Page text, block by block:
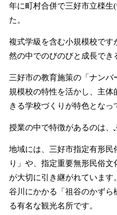
年に町村合併で三好市立檪生
た。
複式学級を含む小規模校です
然の中でのびのびと成長でき
三好市の教育施策の「ナン
規模校の特性を活かし、主
きる学校づくりが特色となっ
授業の中で特徴があるのは、
地域には、三好市指定有形民
り」や、指定重要無形民俗文
が大切に引き継がれています
谷川にかかる「祖谷のかずら
る有名な観光名所です。